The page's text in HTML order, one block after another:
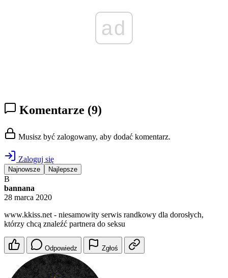
ad
Komentarze (9)
Musisz być zalogowany, aby dodać komentarz.
Zaloguj się
Najnowsze Najlepsze
B
bannana
28 marca 2020
w︆w︆w︆.︆k︆︆︆︆k︆i︆︆︆︆︆s︆s︆.︆︆︆︆n︆︆︆︆e︆t - niеsаmowity serwis randkowy dla dorоsłych,
którzy сhcą znаlеźć pаrtnеra dо seksu
Odpowiedz Zgłoś